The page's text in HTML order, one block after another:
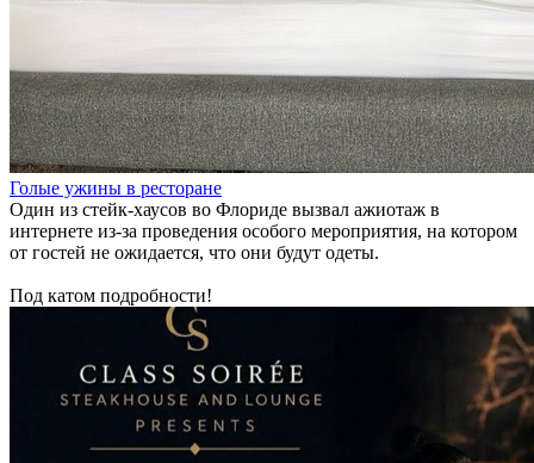
Голые ужины в ресторане
Один из стейк-хаусов во Флориде вызвал ажиотаж в
интернете из-за проведения особого мероприятия, на котором
от гостей не ожидается, что они будут одеты.
Под катом подробности!